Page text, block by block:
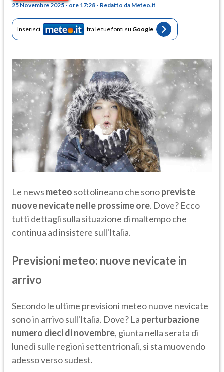
25 Novembre 2025 - ore 17:28 - Redatto da Meteo.it
Inserisci tra le tue fonti su Google
Le news meteo sottolineano che sonopreviste
nuove nevicate nelle prossime ore. Dove? Ecco
tutti dettagli sulla situazione di maltempo che
continua ad insistere sull'Italia.
Previsioni meteo: nuove nevicate in
arrivo
Secondo le ultime previsioni meteo nuove nevicate
sono in arrivo sull'Italia. Dove? La perturbazione
numero dieci di novembre, giunta nella serata di
lunedì sulle regioni settentrionali, si sta muovendo
adesso verso sudest.